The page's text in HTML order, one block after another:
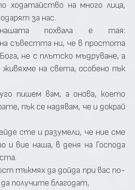
ходатайство на много лица,
за нас.
похвала е тая:
съвестта ни, че в простота
не с плътско мъдруване, а
на света, особено пък
пишем вам, а онова, което
пък се надявам, че и докрай
сте и разумели, че ние сме
и вие наша, в деня на Господа
тъкмях да дойда при вас по-
получите благодат,